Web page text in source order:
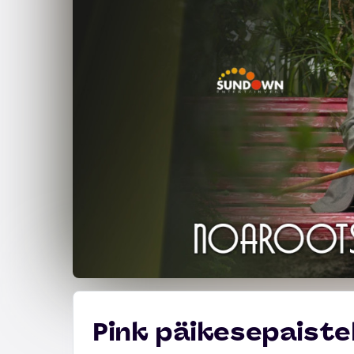
Pink